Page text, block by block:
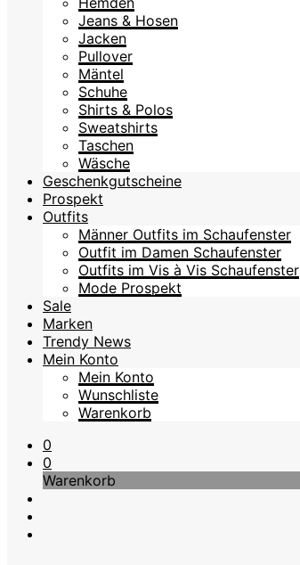
Jeans & Hosen
Jacken
Pullover
Mäntel
Schuhe
Shirts & Polos
Sweatshirts
Taschen
Wäsche
Geschenkgutscheine
Prospekt
Outfits
Männer Outfits im Schaufenster
Outfit im Damen Schaufenster
Outfits im Vis à Vis Schaufenster
Mode Prospekt
Sale
Marken
Trendy News
Mein Konto
Mein Konto
Wunschliste
Warenkorb
0
0
Warenkorb